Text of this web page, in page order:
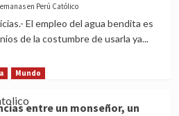
en Perú Católico
El empleo del agua bendita es
de la costumbre de usarla ya...
Mundo
entre un monseñor, un